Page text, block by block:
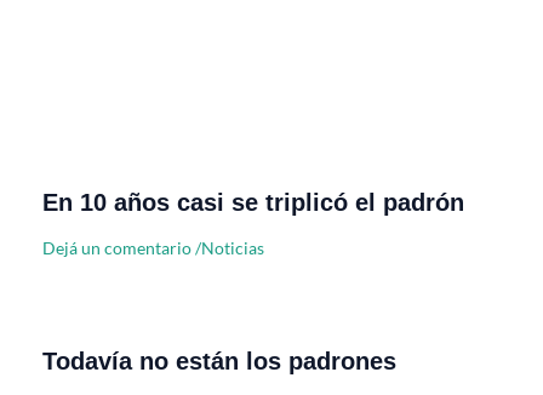
En 10 años casi se triplicó el padrón
Dejá un comentario/Noticias
Todavía no están los padrones